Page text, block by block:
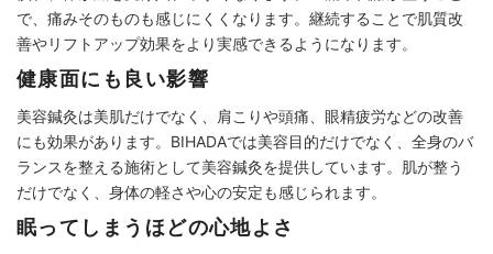
で、痛みそのものも感じにくくなります。継続することで肌質改
善やリフトアップ効果をより実感できるようになります。
健康面にも良い影響
美容鍼灸は美肌だけでなく、肩こりや頭痛、眼精疲労などの改善
にも効果があります。BIHADAでは美容目的だけでなく、全身のバ
ランスを整える施術として美容鍼灸を提供しています。肌が整う
だけでなく、身体の軽さや心の安定も感じられます。
眠ってしまうほどの心地よさ